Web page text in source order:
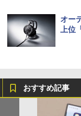
オー
上位
おすすめ記事